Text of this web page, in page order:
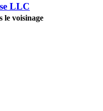
LLC
le voisinage